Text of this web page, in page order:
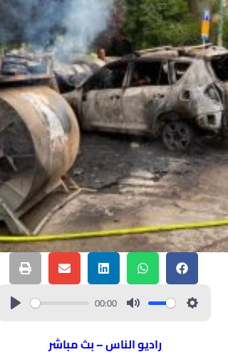
00:00
راديو الناس – بث مباشر